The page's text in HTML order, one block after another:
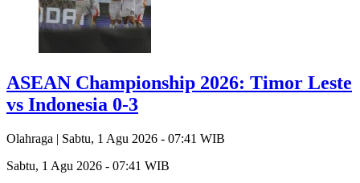
ASEAN Championship 2026: Timor Leste
vs Indonesia 0-3
Olahraga | Sabtu, 1 Agu 2026 - 07:41 WIB
Sabtu, 1 Agu 2026 - 07:41 WIB